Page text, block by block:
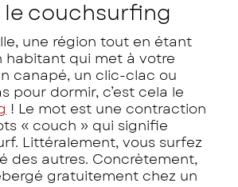
le couchsurfing
une région tout en étant
habitant qui met à votre
canapé, un clic-clac ou
pour dormir, c’est cela le
! Le mot est une contraction
« couch » qui signifie
Littéralement, vous surfez
des autres. Concrètement,
gratuitement chez un